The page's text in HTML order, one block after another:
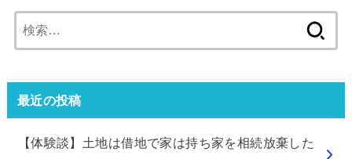
索:
最近の投稿
【体験談】土地は借地で家は持ち家を相続放棄した